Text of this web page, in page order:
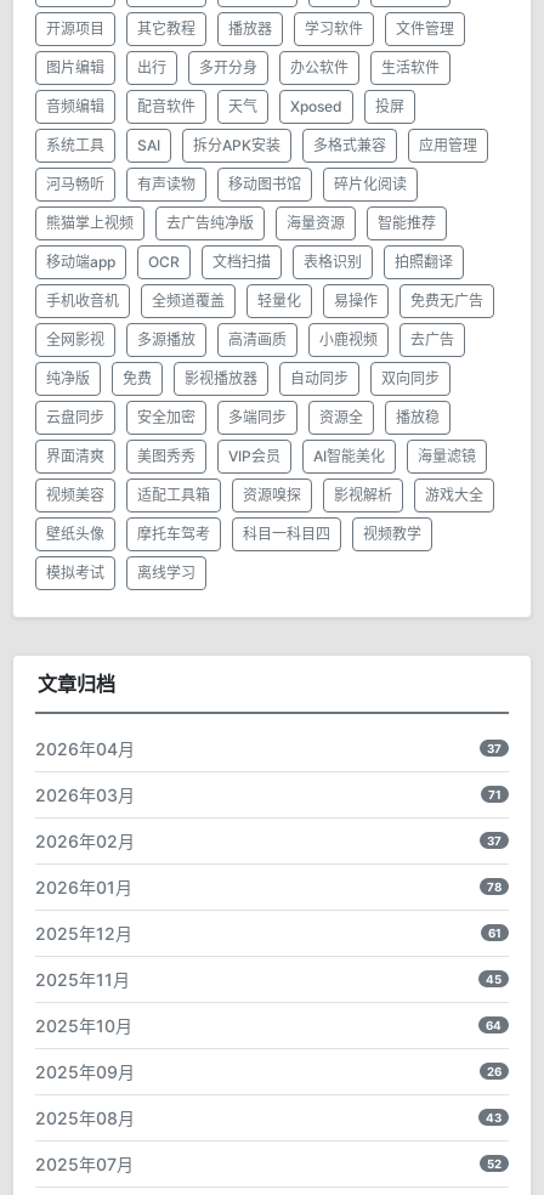
开源项目 其它教程 播放器 学习软件 文件管理
图片编辑 出行 多开分身 办公软件 生活软件
音频编辑 配音软件 天气 Xposed 投屏
系统工具 SAI 拆分APK安装 多格式兼容 应用管理
河马畅听 有声读物 移动图书馆 碎片化阅读
熊猫掌上视频 去广告纯净版 海量资源 智能推荐
移动端app OCR 文档扫描 表格识别 拍照翻译
手机收音机 全频道覆盖 轻量化 易操作 免费无广告
全网影视 多源播放 高清画质 小鹿视频 去广告
纯净版 免费 影视播放器 自动同步 双向同步
云盘同步 安全加密 多端同步 资源全 播放稳
界面清爽 美图秀秀 VIP会员 AI智能美化 海量滤镜
视频美容 适配工具箱 资源嗅探 影视解析 游戏大全
壁纸头像 摩托车驾考 科目一科目四 视频教学
模拟考试 离线学习
文章归档
2026年04月 37
2026年03月 71
2026年02月 37
2026年01月 78
2025年12月 61
2025年11月 45
2025年10月 64
2025年09月 26
2025年08月 43
2025年07月 52